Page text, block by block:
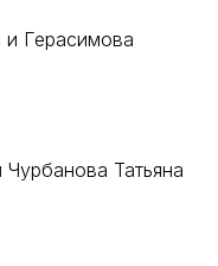
и Герасимова
Татьяна